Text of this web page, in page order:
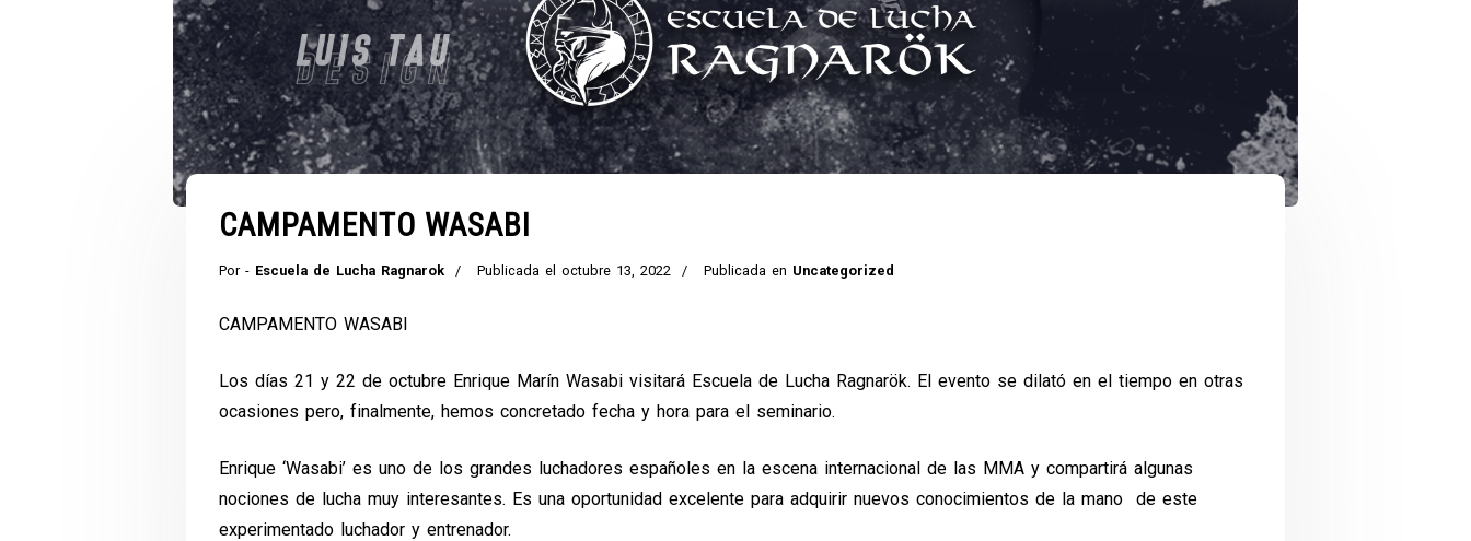
CAMPAMENTO WASABI
Por - Escuela de Lucha Ragnarok Publicada eloctubre 13, 2022 Publicada en Uncategorized
CAMPAMENTO WASABI
Los días 21 y 22 de octubre Enrique Marín Wasabi visitará Escuela de Lucha Ragnarök. El evento se dilató en el tiempo en otras
ocasiones pero, finalmente, hemos concretado fecha y hora para el seminario.
Enrique ‘Wasabi’ es uno de los grandes luchadores españoles en la escena internacional de las MMA y compartirá algunas
nociones de lucha muy interesantes. Es una oportunidad excelente para adquirir nuevos conocimientos de la mano de este
experimentado luchador y entrenador.